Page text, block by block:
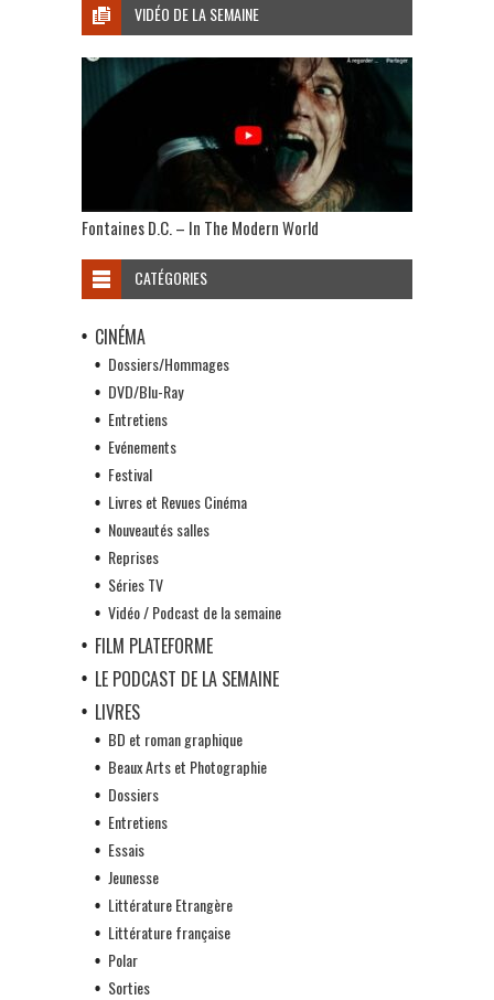
VIDÉO DE LA SEMAINE
Fontaines D.C. – In The Modern World
CATÉGORIES
CINÉMA
Dossiers/Hommages
DVD/Blu-Ray
Entretiens
Evénements
Festival
Livres et Revues Cinéma
Nouveautés salles
Reprises
Séries TV
Vidéo / Podcast de la semaine
FILM PLATEFORME
LE PODCAST DE LA SEMAINE
LIVRES
BD et roman graphique
Beaux Arts et Photographie
Dossiers
Entretiens
Essais
Jeunesse
Littérature Etrangère
Littérature française
Polar
Sorties